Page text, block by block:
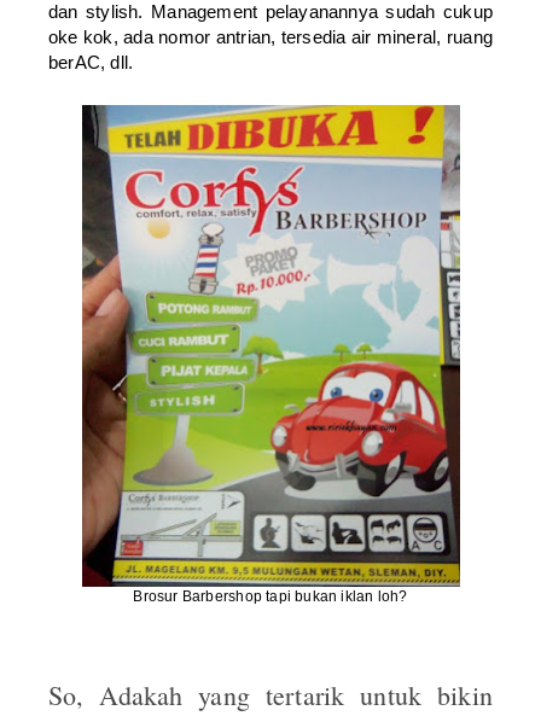
dan stylish. Management pelayanannya sudah cukup
oke kok, ada nomor antrian, tersedia air mineral, ruang
berAC, dll.
Brosur Barbershop tapi bukan iklan loh?
So, Adakah yang tertarik untuk bikin